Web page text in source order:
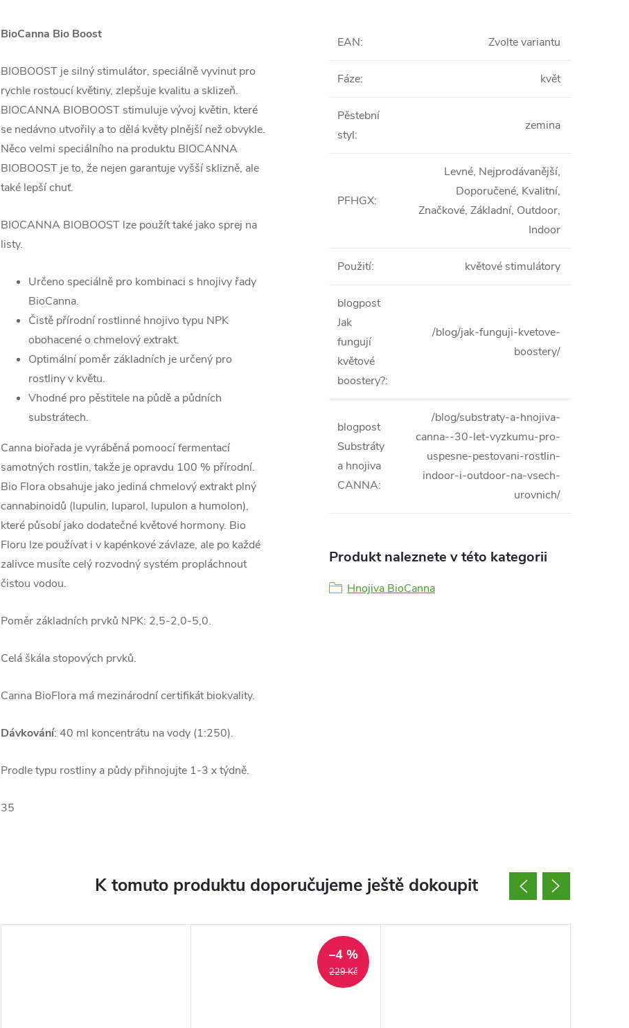
BioCanna Bio Boost
BIOBOOST je silný stimulátor, speciálně vyvinut pro
rychle rostoucí květiny, zlepšuje kvalitu a sklizeň.
BIOCANNA BIOBOOST stimuluje vývoj květin, které
se nedávno utvořily a to dělá květy plnější než obvykle.
Něco velmi speciálního na produktu BIOCANNA
BIOBOOST je to, že nejen garantuje vyšší sklizně, ale
také lepší chuť.
BIOCANNA BIOBOOST lze použít také jako sprej na
listy.
Určeno speciálně pro kombinaci s hnojivy řady
BioCanna.
Čistě přírodní rostlinné hnojivo typu NPK
obohacené o chmelový extrakt.
Optimální poměr základních je určený pro
rostliny v květu.
Vhodné pro pěstitele na půdě a půdních
substrátech.
Canna biořada je vyráběná pomoocí fermentací
samotných rostlin, takže je opravdu 100 % přírodní.
Bio Flora obsahuje jako jediná chmelový extrakt plný
cannabinoidů (lupulin, luparol, lupulon a humolon),
které působí jako dodatečné květové hormony. Bio
Floru lze používat i v kapénkové závlaze, ale po každé
zalivce musíte celý rozvodný systém propláchnout
čistou vodou.
Poměr základních prvků NPK: 2,5-2,0-5,0.
Celá škála stopových prvků.
Canna BioFlora má mezinárodní certifikát biokvality.
Dávkování: 40 ml koncentrátu na vody (1:250).
Prodle typu rostliny a půdy přihnojujte 1-3 x týdně.
35
EAN: Zvolte variantu
Fáze: květ
Pěstební
styl:
zemina
PFHGX:
Levné, Nejprodávanější,
Doporučené, Kvalitní,
Značkové, Základní, Outdoor,
Indoor
Použití: květové stimulátory
blogpost
Jak
fungují
květové
boostery?:
/blog/jak-funguji-kvetove-
boostery/
blogpost
Substráty
a hnojiva
CANNA:
/blog/substraty-a-hnojiva-
canna--30-let-vyzkumu-pro-
uspesne-pestovani-rostlin-
indoor-i-outdoor-na-vsech-
urovnich/
Produkt naleznete v této kategorii
Hnojiva BioCanna
K tomuto produktu doporučujeme ještě dokoupit
229 Kč
–4 %